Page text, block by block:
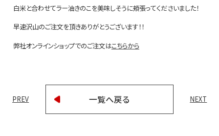
白米と合わせてラー油きのこを美味しそうに頬張ってくださいました！
早速沢山のご注文を頂きありがとうございます！！
弊社オンラインショップでのご注文はこちらから
PREV 一覧へ戻る NEXT